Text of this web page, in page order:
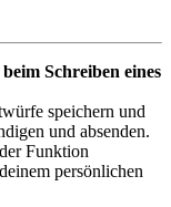
Schreiben eines
speichern und
und absenden.
Funktion
persönlichen